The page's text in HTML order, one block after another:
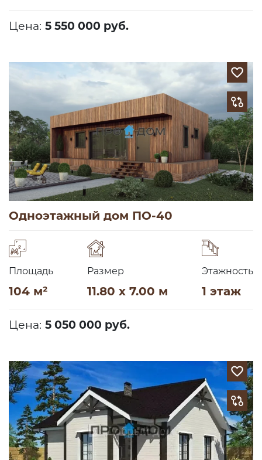
Цена: 5 550 000 руб.
Одноэтажный дом ПО-40
Площадь
104 м²
Размер
11.80 x 7.00 м
Этажность
1 этаж
Цена: 5 050 000 руб.